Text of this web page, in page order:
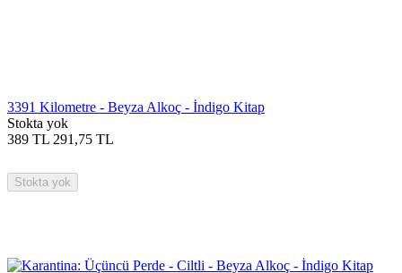
3391 Kilometre - Beyza Alkoç - İndigo Kitap
Stokta yok
389 TL 291,75 TL
Stokta yok